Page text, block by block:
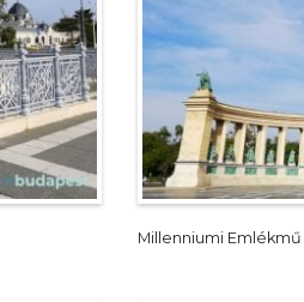
Millenniumi Emlékmű